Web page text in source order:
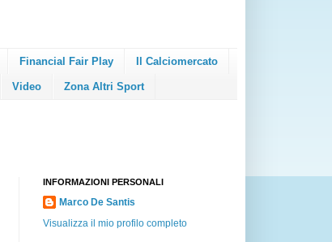
Financial Fair Play Il Calciomercato
Video Zona Altri Sport
INFORMAZIONI PERSONALI
Marco De Santis
Visualizza il mio profilo completo